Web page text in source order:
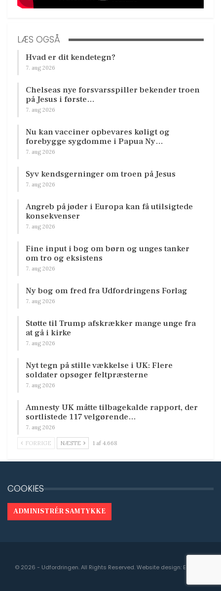
LÆS OGSÅ
Hvad er dit kendetegn?
7. aug 2026
Chelseas nye forsvarsspiller bekender troen
på Jesus i første…
7. aug 2026
Nu kan vacciner opbevares køligt og
forebygge sygdomme i Papua Ny…
7. aug 2026
Syv kendsgerninger om troen på Jesus
7. aug 2026
Angreb på jøder i Europa kan få utilsigtede
konsekvenser
7. aug 2026
Fine input i bog om børn og unges tanker
om tro og eksistens
7. aug 2026
Ny bog om fred fra Udfordringens Forlag
7. aug 2026
Støtte til Trump afskrækker mange unge fra
at gå i kirke
7. aug 2026
Nyt tegn på stille vækkelse i UK: Flere
soldater opsøger feltpræsterne
7. aug 2026
Amnesty UK måtte tilbagekalde rapport, der
sortlistede 117 velgørende…
7. aug 2026
FORRIGE NÆSTE 1 af 4.668
COOKIES
ADMINISTRÉR SAMTYKKE
© 2026 - Udfordringen. All Rights Reserved.Website design: Engedal